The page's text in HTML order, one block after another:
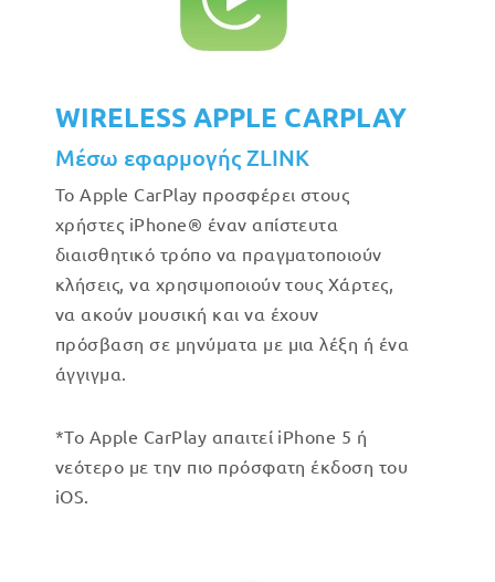
WIRELESS APPLE CARPLAY
Μέσω εφαρμογής ZLINK
Το Apple CarPlay προσφέρει στους
χρήστες iPhone® έναν απίστευτα
διαισθητικό τρόπο να πραγματοποιούν
κλήσεις, να χρησιμοποιούν τους Χάρτες,
να ακούν μουσική και να έχουν
πρόσβαση σε μηνύματα με μια λέξη ή ένα
άγγιγμα.
*Το Apple CarPlay απαιτεί iPhone 5 ή
νεότερο με την πιο πρόσφατη έκδοση του
iOS.